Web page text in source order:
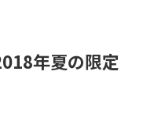
年夏の限定